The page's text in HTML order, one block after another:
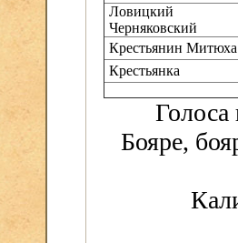
Ловицкий
Черняковский
Крестьянин Митюха
Крестьянка
Голоса
Бояре,